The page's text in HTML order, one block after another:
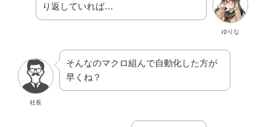
ゆりな
り返していれば…
社長
そんなのマクロ組んで自動化した方が
早くね？